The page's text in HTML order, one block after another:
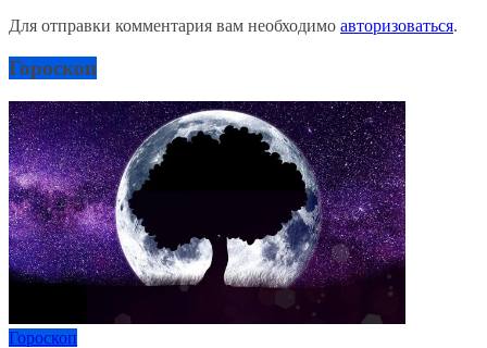
Для отправки комментария вам необходимо авторизоваться.
Гороскоп
Гороскоп